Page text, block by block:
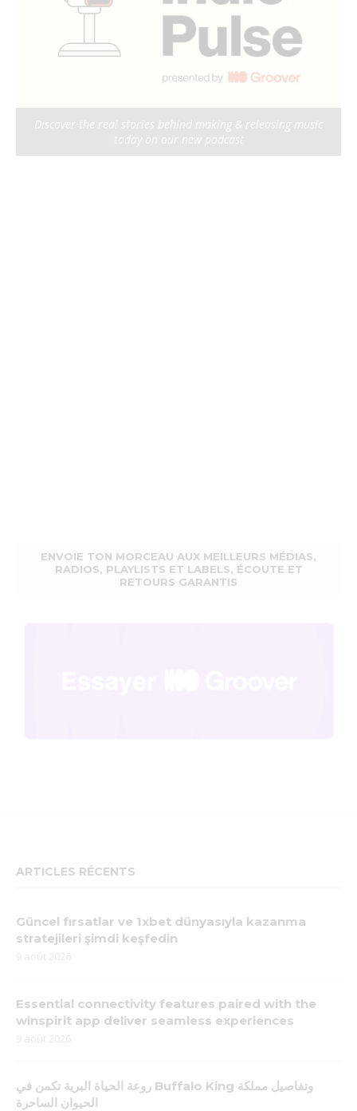
Discover the real stories behind making & releasing music
today on our new podcast
ENVOIE TON MORCEAU AUX MEILLEURS MÉDIAS,
RADIOS, PLAYLISTS ET LABELS, ÉCOUTE ET
RETOURS GARANTIS
ARTICLES RÉCENTS
Güncel fırsatlar ve 1xbet dünyasıyla kazanma
stratejileri şimdi keşfedin
9 août 2026
Essential connectivity features paired with the
winspirit app deliver seamless experiences
9 août 2026
روعة الحياة البرية تكمن في Buffalo King وتفاصيل مملكة
الحيوان الساحرة